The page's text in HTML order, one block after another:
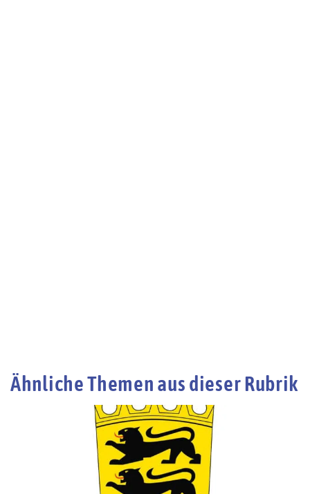
Ähnliche Themen aus dieser Rubrik